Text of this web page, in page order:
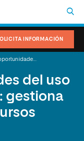
INFORMACIÓN
del uso
gestiona